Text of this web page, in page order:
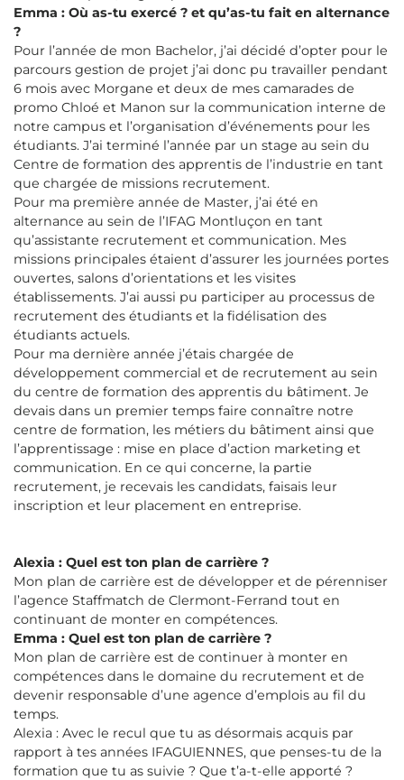
Emma : Où as-tu exercé ? et qu’as-tu fait en alternance
?
Pour l’année de mon Bachelor, j’ai décidé d’opter pour le
parcours gestion de projet j’ai donc pu travailler pendant
6 mois avec Morgane et deux de mes camarades de
promo Chloé et Manon sur la communication interne de
notre campus et l’organisation d’événements pour les
étudiants. J’ai terminé l’année par un stage au sein du
Centre de formation des apprentis de l’industrie en tant
que chargée de missions recrutement.
Pour ma première année de Master, j’ai été en
alternance au sein de l’IFAG Montluçon en tant
qu’assistante recrutement et communication. Mes
missions principales étaient d’assurer les journées portes
ouvertes, salons d’orientations et les visites
établissements. J’ai aussi pu participer au processus de
recrutement des étudiants et la fidélisation des
étudiants actuels.
Pour ma dernière année j’étais chargée de
développement commercial et de recrutement au sein
du centre de formation des apprentis du bâtiment. Je
devais dans un premier temps faire connaître notre
centre de formation, les métiers du bâtiment ainsi que
l’apprentissage : mise en place d’action marketing et
communication. En ce qui concerne, la partie
recrutement, je recevais les candidats, faisais leur
inscription et leur placement en entreprise.
Alexia : Quel est ton plan de carrière ?
Mon plan de carrière est de développer et de pérenniser
l’agence Staffmatch de Clermont-Ferrand tout en
continuant de monter en compétences.
Emma : Quel est ton plan de carrière ?
Mon plan de carrière est de continuer à monter en
compétences dans le domaine du recrutement et de
devenir responsable d’une agence d’emplois au fil du
temps.
Alexia : Avec le recul que tu as désormais acquis par
rapport à tes années IFAGUIENNES, que penses-tu de la
formation que tu as suivie ? Que t’a-t-elle apporté ?